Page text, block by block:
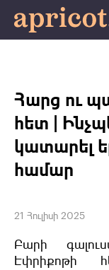
Հարց ու
հետ |
կատարել
համար
21 Հուլիսի 2025
Բարի
Էփրիքոթի